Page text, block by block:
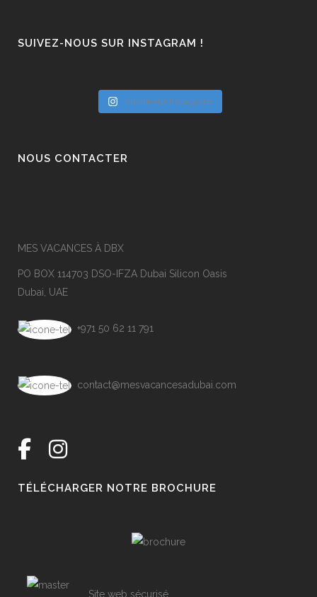
SUIVEZ-NOUS SUR INSTAGRAM !
Suivre sur Instagram
NOUS CONTACTER
MES VACANCES À DBX
PO BOX 114703 DSO-IFZA Dubai Silicon Oasis
Dubai, UAE
+971 50 62 11 791
contact@mesvacancesadubai.com
TÉLÉCHARGER NOTRE BROCHURE
Site web sécurisé